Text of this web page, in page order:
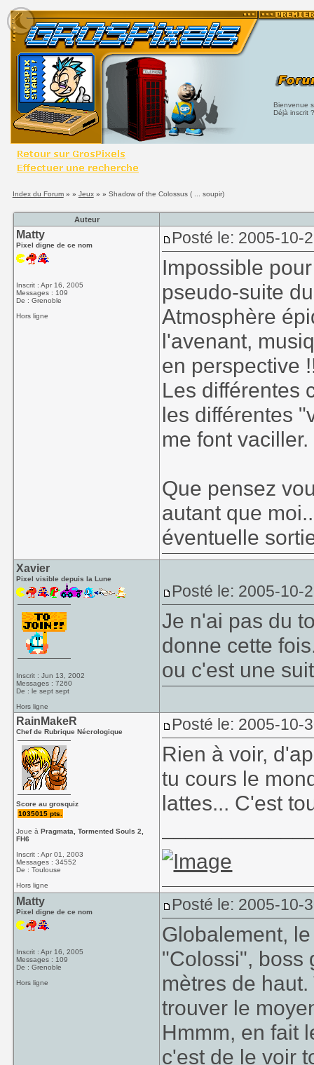
Bienvenue
Déjà inscrit
Index du Forum» » Jeux» » Shadow of the Colossus ( ... soupir)
Auteur
Matty
Pixel digne de ce nom
Inscrit : Apr 16, 2005
Messages : 109
De : Grenoble
Hors ligne
Posté le: 2005-10-
Impossible
pseudo-suite
Atmosphère
l'avenant,
en perspective
Les différentes
les différentes
me font vaciller.
Que pensez
autant que
éventuelle
Xavier
Pixel visible depuis la Lune
Inscrit : Jun 13, 2002
Messages : 7260
De : le sept sept
Hors ligne
Posté le: 2005-10-
Je n'ai pas du
donne cette
ou c'est une
RainMakeR
Chef de Rubrique Nécrologique
Score au grosquiz
1035015 pts.
Joue àPragmata, Tormented Souls 2,
FH6
Inscrit : Apr 01, 2003
Messages : 34552
De : Toulouse
Hors ligne
Posté le: 2005-10-
Rien à voir,
tu cours le
lattes... C'est
Matty
Pixel digne de ce nom
Inscrit : Apr 16, 2005
Messages : 109
De : Grenoble
Hors ligne
Posté le: 2005-10-
Globalement,
"Colossi", boss
mètres de
trouver le
Hmmm, en fait
c'est de le voir